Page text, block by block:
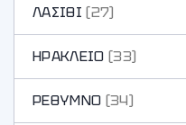
ΛΑΣΙΘΙ (27)
ΗΡΑΚΛΕΙΟ (33)
ΡΕΘΥΜΝΟ (34)